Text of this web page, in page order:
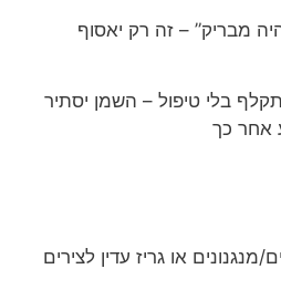
מבריק” – זה רק יאסוף
בלי טיפול – השמן יסתיר
אחר כך
מנגנונים או גריז עדין לצירים